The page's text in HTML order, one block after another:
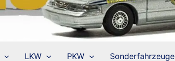
LKW PKW Sonderfahrzeuge